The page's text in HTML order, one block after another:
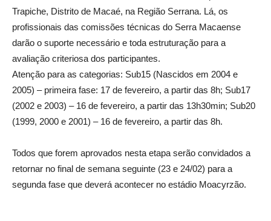
Trapiche, Distrito de Macaé, na Região Serrana. Lá, os
profissionais das comissões técnicas do Serra Macaense
darão o suporte necessário e toda estruturação para a
avaliação criteriosa dos participantes.
Atenção para as categorias: Sub15 (Nascidos em 2004 e
2005) – primeira fase: 17 de fevereiro, a partir das 8h; Sub17
(2002 e 2003) – 16 de fevereiro, a partir das 13h30min; Sub20
(1999, 2000 e 2001) – 16 de fevereiro, a partir das 8h.
Todos que forem aprovados nesta etapa serão convidados a
retornar no final de semana seguinte (23 e 24/02) para a
segunda fase que deverá acontecer no estádio Moacyrzão.